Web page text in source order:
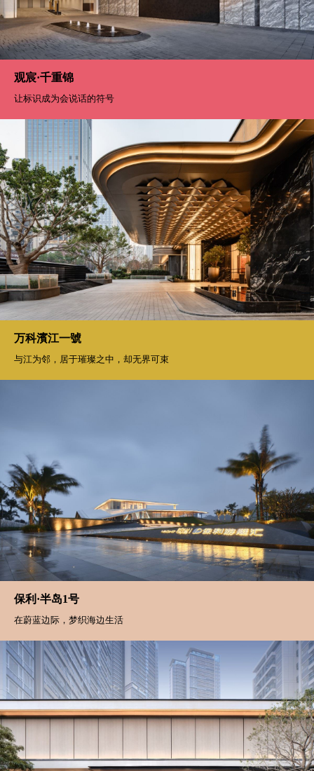
隐贵生活的情绪符号
观宸·千重锦
让标识成为会说话的符号
万科濱江一號
与江为邻，居于璀璨之中，却无界可束